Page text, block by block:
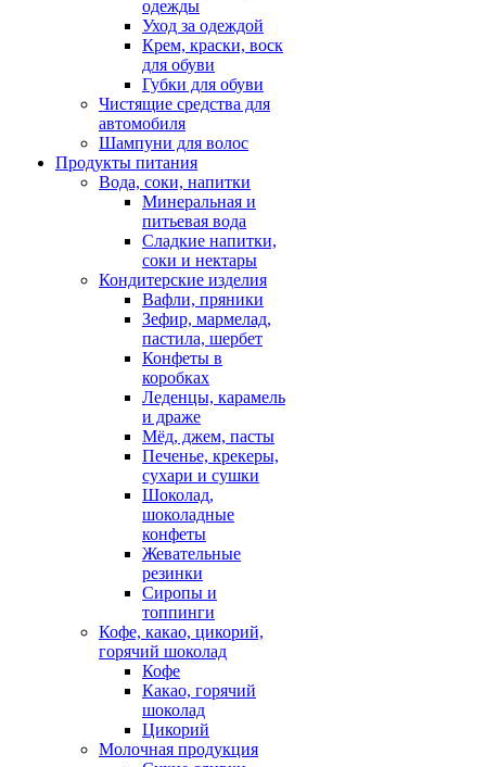
одежды
Уход за одеждой
Крем, краски, воск
для обуви
Губки для обуви
Чистящие средства для
автомобиля
Шампуни для волос
Продукты питания
Вода, соки, напитки
Минеральная и
питьевая вода
Сладкие напитки,
соки и нектары
Кондитерские изделия
Вафли, пряники
Зефир, мармелад,
пастила, шербет
Конфеты в
коробках
Леденцы, карамель
и драже
Мёд, джем, пасты
Печенье, крекеры,
сухари и сушки
Шоколад,
шоколадные
конфеты
Жевательные
резинки
Сиропы и
топпинги
Кофе, какао, цикорий,
горячий шоколад
Кофе
Какао, горячий
шоколад
Цикорий
Молочная продукция